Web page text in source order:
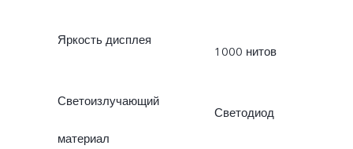
Яркость дисплея
1000 нитов
Светоизлучающий
материал
Светодиод